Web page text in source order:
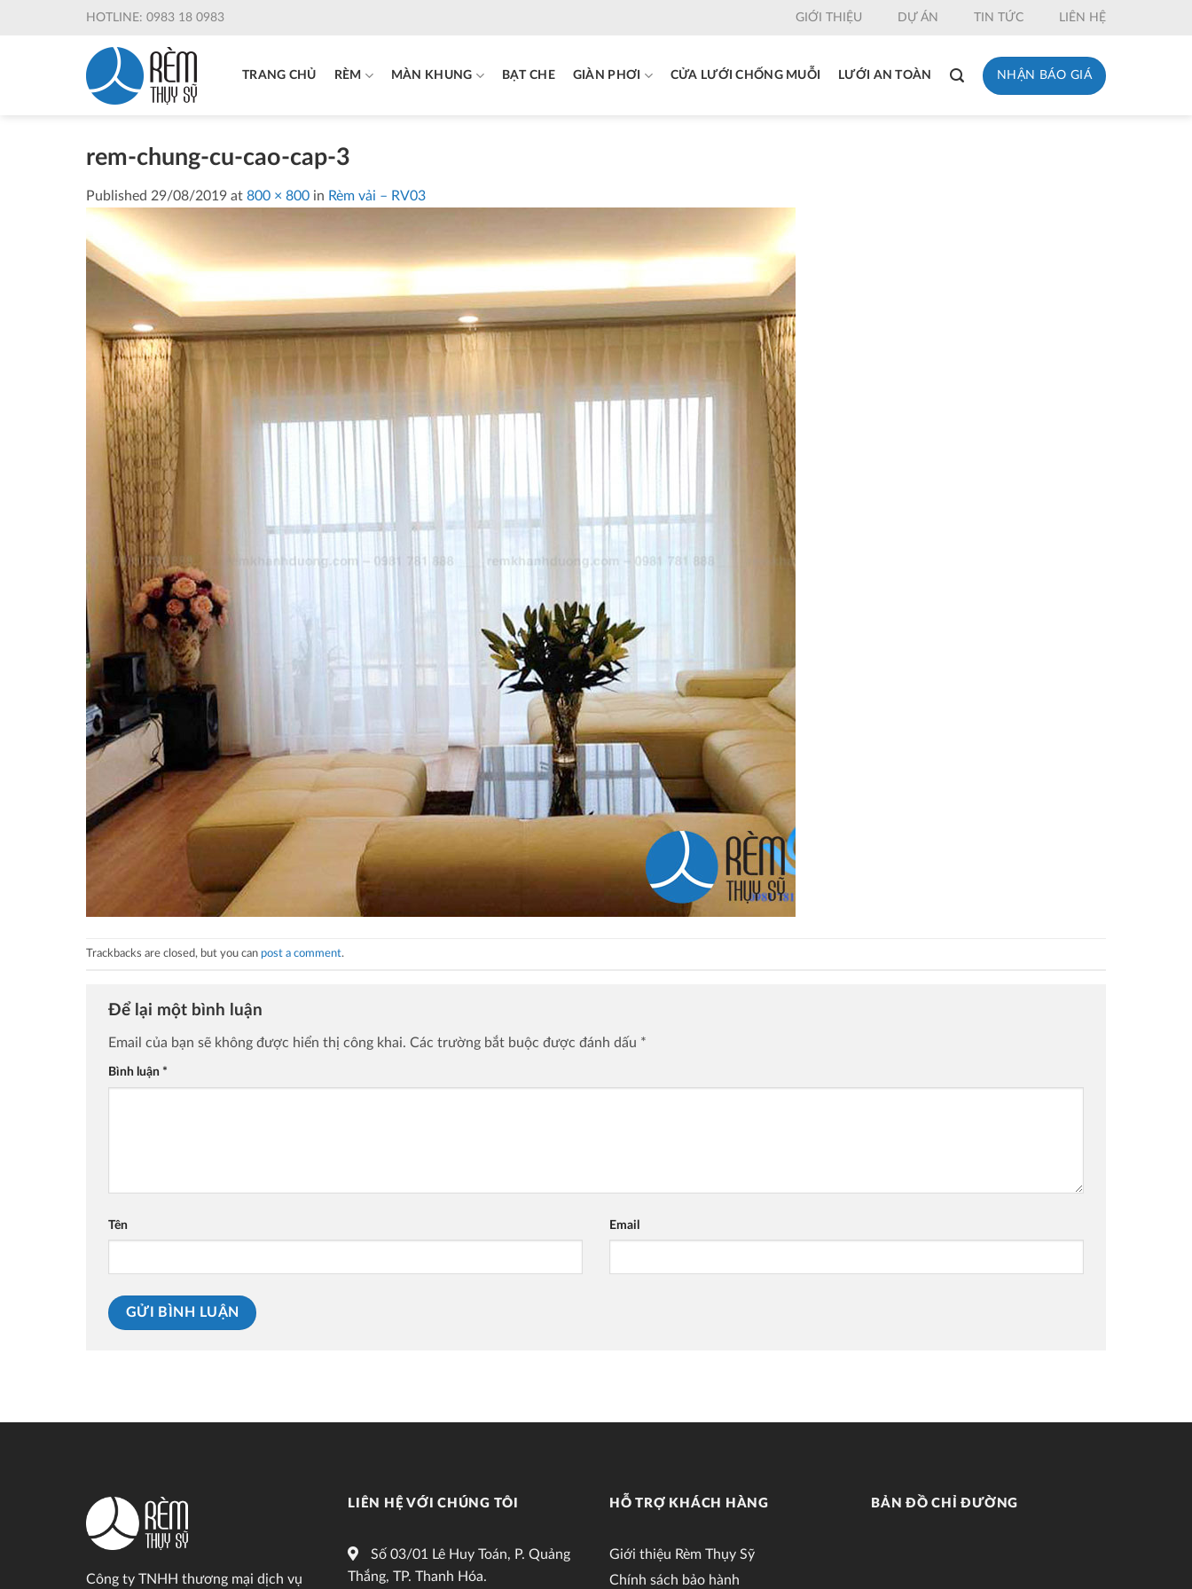
HOTLINE: 0983 18 0983 GIỚI THIỆU DỰ ÁN TIN TỨC LIÊN HỆ
TRANG CHỦ RÈM MÀN KHUNG BẠT CHE GIÀN PHƠI CỬA LƯỚI CHỐNG MUỖI LƯỚI AN TOÀN NHẬN BÁO GIÁ
rem-chung-cu-cao-cap-3
Published 29/08/2019 at 800 × 800 in Rèm vải – RV03
Trackbacks are closed, but you can post a comment.
Để lại một bình luận
Email của bạn sẽ không được hiển thị công khai. Các trường bắt buộc được đánh dấu *
Bình luận *
Tên Email
Công ty TNHH thương mại dịch vụ
LIÊN HỆ VỚI CHÚNG TÔI
Số 03/01 Lê Huy Toán, P. Quảng
Thắng, TP. Thanh Hóa.
HỖ TRỢ KHÁCH HÀNG
Giới thiệu Rèm Thụy Sỹ
Chính sách bảo hành
BẢN ĐỒ CHỈ ĐƯỜNG